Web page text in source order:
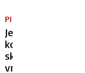
PREŠERNOVE
NAGRADE
Jezik
kot
skupna
vrednota